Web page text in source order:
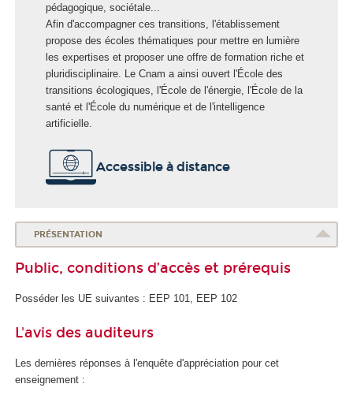
e
E
n
e
r
g
i
e
pédagogique, sociétale...
Afin d'accompagner ces transitions, l'établissement
propose des écoles thématiques pour mettre en lumière
les expertises et proposer une offre de formation riche et
pluridisciplinaire. Le Cnam a ainsi ouvert l'École des
transitions écologiques, l'École de l'énergie, l'École de la
santé et l'École du numérique et de l'intelligence
artificielle.
Accessible à distance
PRÉSENTATION
Public, conditions d’accès et prérequis
Posséder les UE suivantes : EEP 101, EEP 102
L'avis des auditeurs
Les dernières réponses à l'enquête d'appréciation pour cet
enseignement :